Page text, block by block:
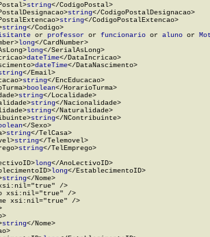
string</CodigoPostal>
string</CodigoPostalDesignacao>
string</CodigoPostalExtencao>
string</Codigo>
or professor or funcionario or aluno or
long</CardNumber>
long</SerialAsLong>
dateTime</DataIncricao>
dateTime</DataNascimento>
</Email>
string</EncEducacao>
boolean</HorarioTurma>
string</Localidade>
string</Nacionalidade>
string</Naturalidade>
string</NContribuinte>
</Sexo>
string</TelCasa>
string</Telemovel>
string</TelEmprego>
long</AnoLectivoID>
long</EstablecimentoID>
string</Nome>
/>
xsi:nil="true" />
xsi:nil="true" />
string</Nome>